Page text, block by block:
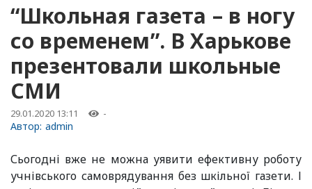
“Школьная газета – в ногу
со временем”. В Харькове
презентовали школьные
СМИ
29.01.2020 13:11 -
Автор: admin
Сьогодні вже не можна уявити ефективну роботу
учнівського самоврядування без шкільної газети. І